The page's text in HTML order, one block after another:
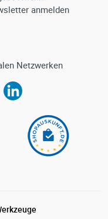
anmelden
Netzwerken